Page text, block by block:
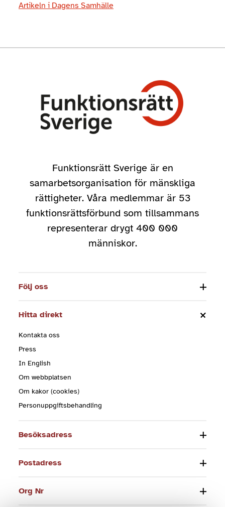
Artikeln i Dagens Samhälle
Funktionsrätt Sverige är en
samarbetsorganisation för mänskliga
rättigheter. Våra medlemmar är 53
funktionsrättsförbund som tillsammans
representerar drygt 400 000
människor.
Följ oss
Hitta direkt
Kontakta oss
Press
In English
Om webbplatsen
Om kakor (cookies)
Personuppgiftsbehandling
Besöksadress
Postadress
Org Nr